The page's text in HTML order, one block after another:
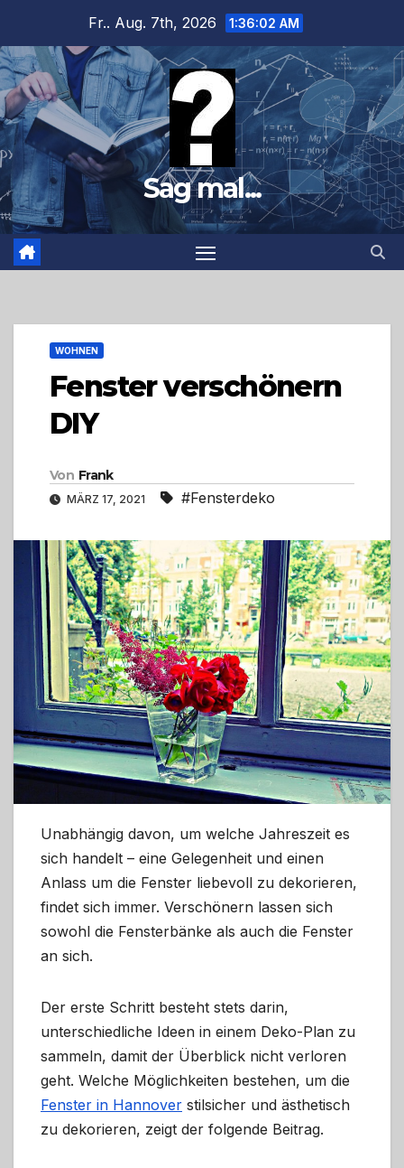
springen
Fr.. Aug. 7th, 2026 1:36:03 AM
Sag mal...
WOHNEN
Fenster verschönern
DIY
Von Frank
MÄRZ 17, 2021 #Fensterdeko
Unabhängig davon, um welche Jahreszeit es
sich handelt – eine Gelegenheit und einen
Anlass um die Fenster liebevoll zu dekorieren,
findet sich immer. Verschönern lassen sich
sowohl die Fensterbänke als auch die Fenster
an sich.
Der erste Schritt besteht stets darin,
unterschiedliche Ideen in einem Deko-Plan zu
sammeln, damit der Überblick nicht verloren
geht. Welche Möglichkeiten bestehen, um die
Fenster in Hannover stilsicher und ästhetisch
zu dekorieren, zeigt der folgende Beitrag.